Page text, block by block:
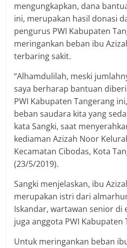
mengungkapkan, dana
ini, merupakan hasil donasi
pengurus PWI Kabupaten
meringankan beban ibu
terbaring sakit.
“Alhamdulilah, meski
saya berharap bantuan
PWI Kabupaten Tangerang
beban saudara kita yang
kata Sangki, saat
kediaman Azizah Noor
Kecamatan Cibodas, Kota
(23/5/2019).
Sangki menjelaskan, ibu
merupakan istri dari
Iskandar, wartawan senior di
juga anggota PWI Kabupaten
Untuk meringankan beban